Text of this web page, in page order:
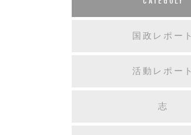
国政レポート
活動レポート
志